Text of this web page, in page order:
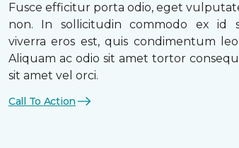
Fusce efficitur porta odio, eget
non. In sollicitudin commodo ex id
viverra eros est, quis condimentum
Aliquam ac odio sit amet tortor
sit amet vel orci.
Call To Action